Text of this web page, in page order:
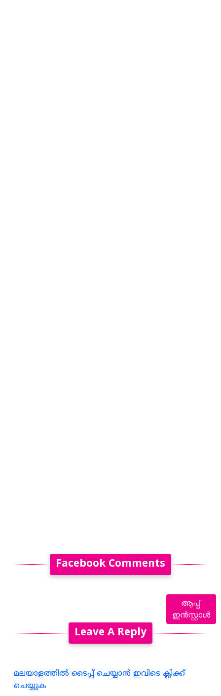
Facebook Comments
Leave A Reply
മലയാളത്തില്‍ ടൈപ്പ് ചെയ്യാന്‍ ഇവിടെ ക്ലിക്ക്
ചെയ്യുക
ആപ്പ്
ഇൻസ്റ്റാൾ